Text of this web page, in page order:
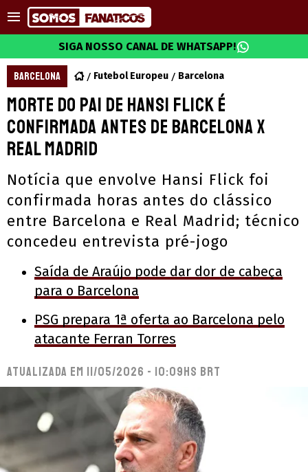
SIGA NOSSO CANAL DE WHATSAPP!
BARCELONA Futebol Europeu Barcelona
Morte do pai de Hansi Flick é
confirmada antes de Barcelona x
Real Madrid
Notícia que envolve Hansi Flick foi
confirmada horas antes do clássico
entre Barcelona e Real Madrid; técnico
concedeu entrevista pré-jogo
Saída de Araújo pode dar dor de cabeça
para o Barcelona
PSG prepara 1ª oferta ao Barcelona pelo
atacante Ferran Torres
Atualizada em 11/05/2026 - 10:09hs BRT